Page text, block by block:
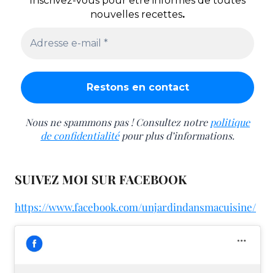
nouvelles recettes.
Nous ne spammons pas ! Consultez notre politique
de confidentialitépour plus d’informations.
SUIVEZ MOI SUR FACEBOOK
https://www.facebook.com/unjardindansmacuisine/